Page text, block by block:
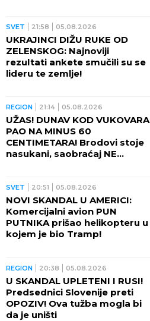
SVET 21:58 05.08.2026
UKRAJINCI DIŽU RUKE OD
ZELENSKOG: Najnoviji
rezultati ankete smučili su se
lideru te zemlje!
REGION 21:14 05.08.2026
UŽAS! DUNAV KOD VUKOVARA
PAO NA MINUS 60
CENTIMETARA! Brodovi stoje
nasukani, saobraćaj NE
SVET 20:51 05.08.2026
NOVI SKANDAL U AMERICI:
Komercijalni avion PUN
PUTNIKA prišao helikopteru u
kojem je bio Tramp!
REGION 20:38 05.08.2026
U SKANDAL UPLETENI I RUSI!
Predsednici Slovenije preti
OPOZIV! Ova tužba mogla bi
da je uništi